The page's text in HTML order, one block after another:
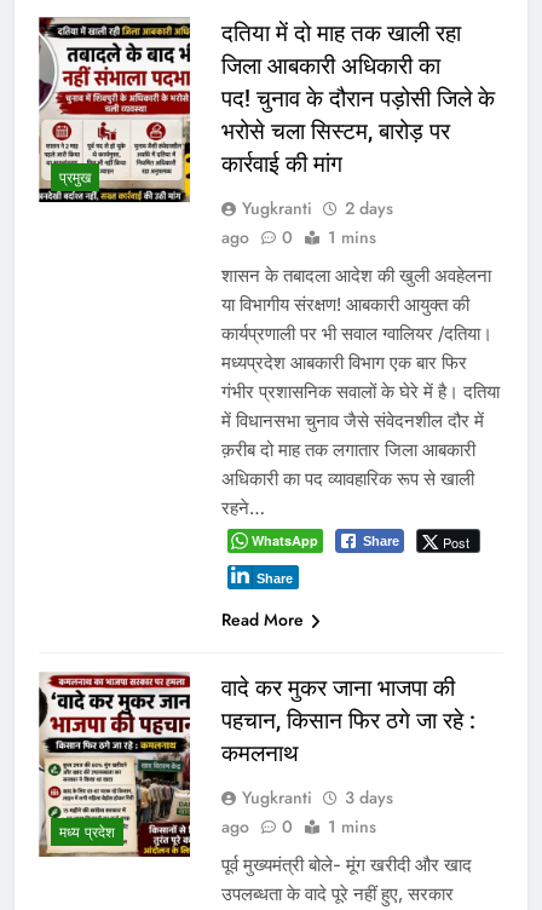
प्रमुख
दतिया में दो माह तक खाली रहा
जिला आबकारी अधिकारी का
पद! चुनाव के दौरान पड़ोसी जिले के
भरोसे चला सिस्टम, बारोड़ पर
कार्रवाई की मांग
Yugkranti
2 days
ago
0 1 mins
शासन के तबादला आदेश की खुली अवहेलना
या विभागीय संरक्षण! आबकारी आयुक्त की
कार्यप्रणाली पर भी सवाल ग्वालियर /दतिया।
मध्यप्रदेश आबकारी विभाग एक बार फिर
गंभीर प्रशासनिक सवालों के घेरे में है। दतिया
में विधानसभा चुनाव जैसे संवेदनशील दौर में
क़रीब दो माह तक लगातार जिला आबकारी
अधिकारी का पद व्यावहारिक रूप से खाली
रहने…
WhatsApp Share Post
Share
Read More
मध्य प्रदेश
वादे कर मुकर जाना भाजपा की
पहचान, किसान फिर ठगे जा रहे :
कमलनाथ
Yugkranti
3 days
ago
0 1 mins
पूर्व मुख्यमंत्री बोले- मूंग खरीदी और खाद
उपलब्धता के वादे पूरे नहीं हुए, सरकार